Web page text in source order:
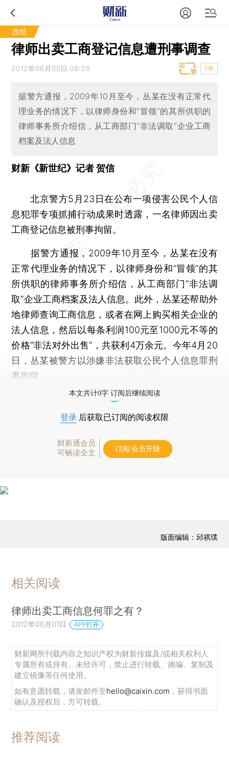
政经
律师出卖工商登记信息遭刑事调查
2012年06月05日 08:26 T中
据警方通报，2009年10月至今，丛某在没有正常代
理业务的情况下，以律师身份和“冒领”的其所供职的
律师事务所介绍信，从工商部门“非法调取”企业工商
档案及法人信息
财新《新世纪》记者 贺信
北京警方5月23日在公布一项侵害公民个人信
息犯罪专项抓捕行动成果时透露，一名律师因出卖
工商登记信息被刑事拘留。
据警方通报，2009年10月至今，丛某在没有
正常代理业务的情况下，以律师身份和“冒领”的其
所供职的律师事务所介绍信，从工商部门“非法调
取”企业工商档案及法人信息。此外，丛某还帮助外
地律师查询工商信息，或者在网上购买相关企业的
法人信息，然后以每条利润100元至1000元不等的
价格“非法对外出售”，共获利4万余元。今年4月20
日，丛某被警方以涉嫌非法获取公民个人信息罪刑
事拘留。
本文共计0字 订阅后继续阅读
登录 后获取已订阅的阅读权限
财新通会员
可畅读全文
订阅/会员升级
版面编辑：邱祺璞
相关阅读
律师出卖工商信息何罪之有？
2012年06月01日 APP打开
财新网所刊载内容之知识产权为财新传媒及/或相关权利人
专属所有或持有。未经许可，禁止进行转载、摘编、复制及
建立镜像等任何使用。
如有意愿转载，请发邮件至hello@caixin.com ，获得书面
确认及授权后，方可转载。
推荐阅读